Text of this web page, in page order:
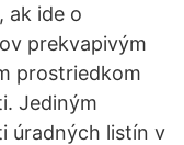
ak ide o
prekvapivým
prostriedkom
Jediným
úradných listín v